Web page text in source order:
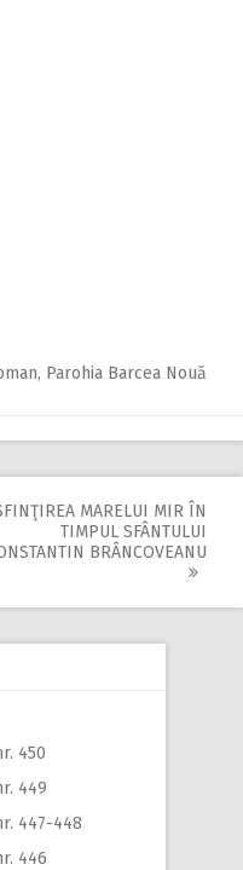
Parohia Barcea Nouă
MARELUI MIR ÎN
TIMPUL SFÂNTULUI
BRÂNCOVEANU
450
449
447-448
446